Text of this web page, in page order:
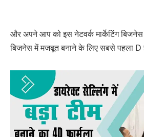
और अपने आप को इस नेटवर्क मार्केटिंग
बिजनेस में मजबूत बनाने के लिए सबसे पहला D